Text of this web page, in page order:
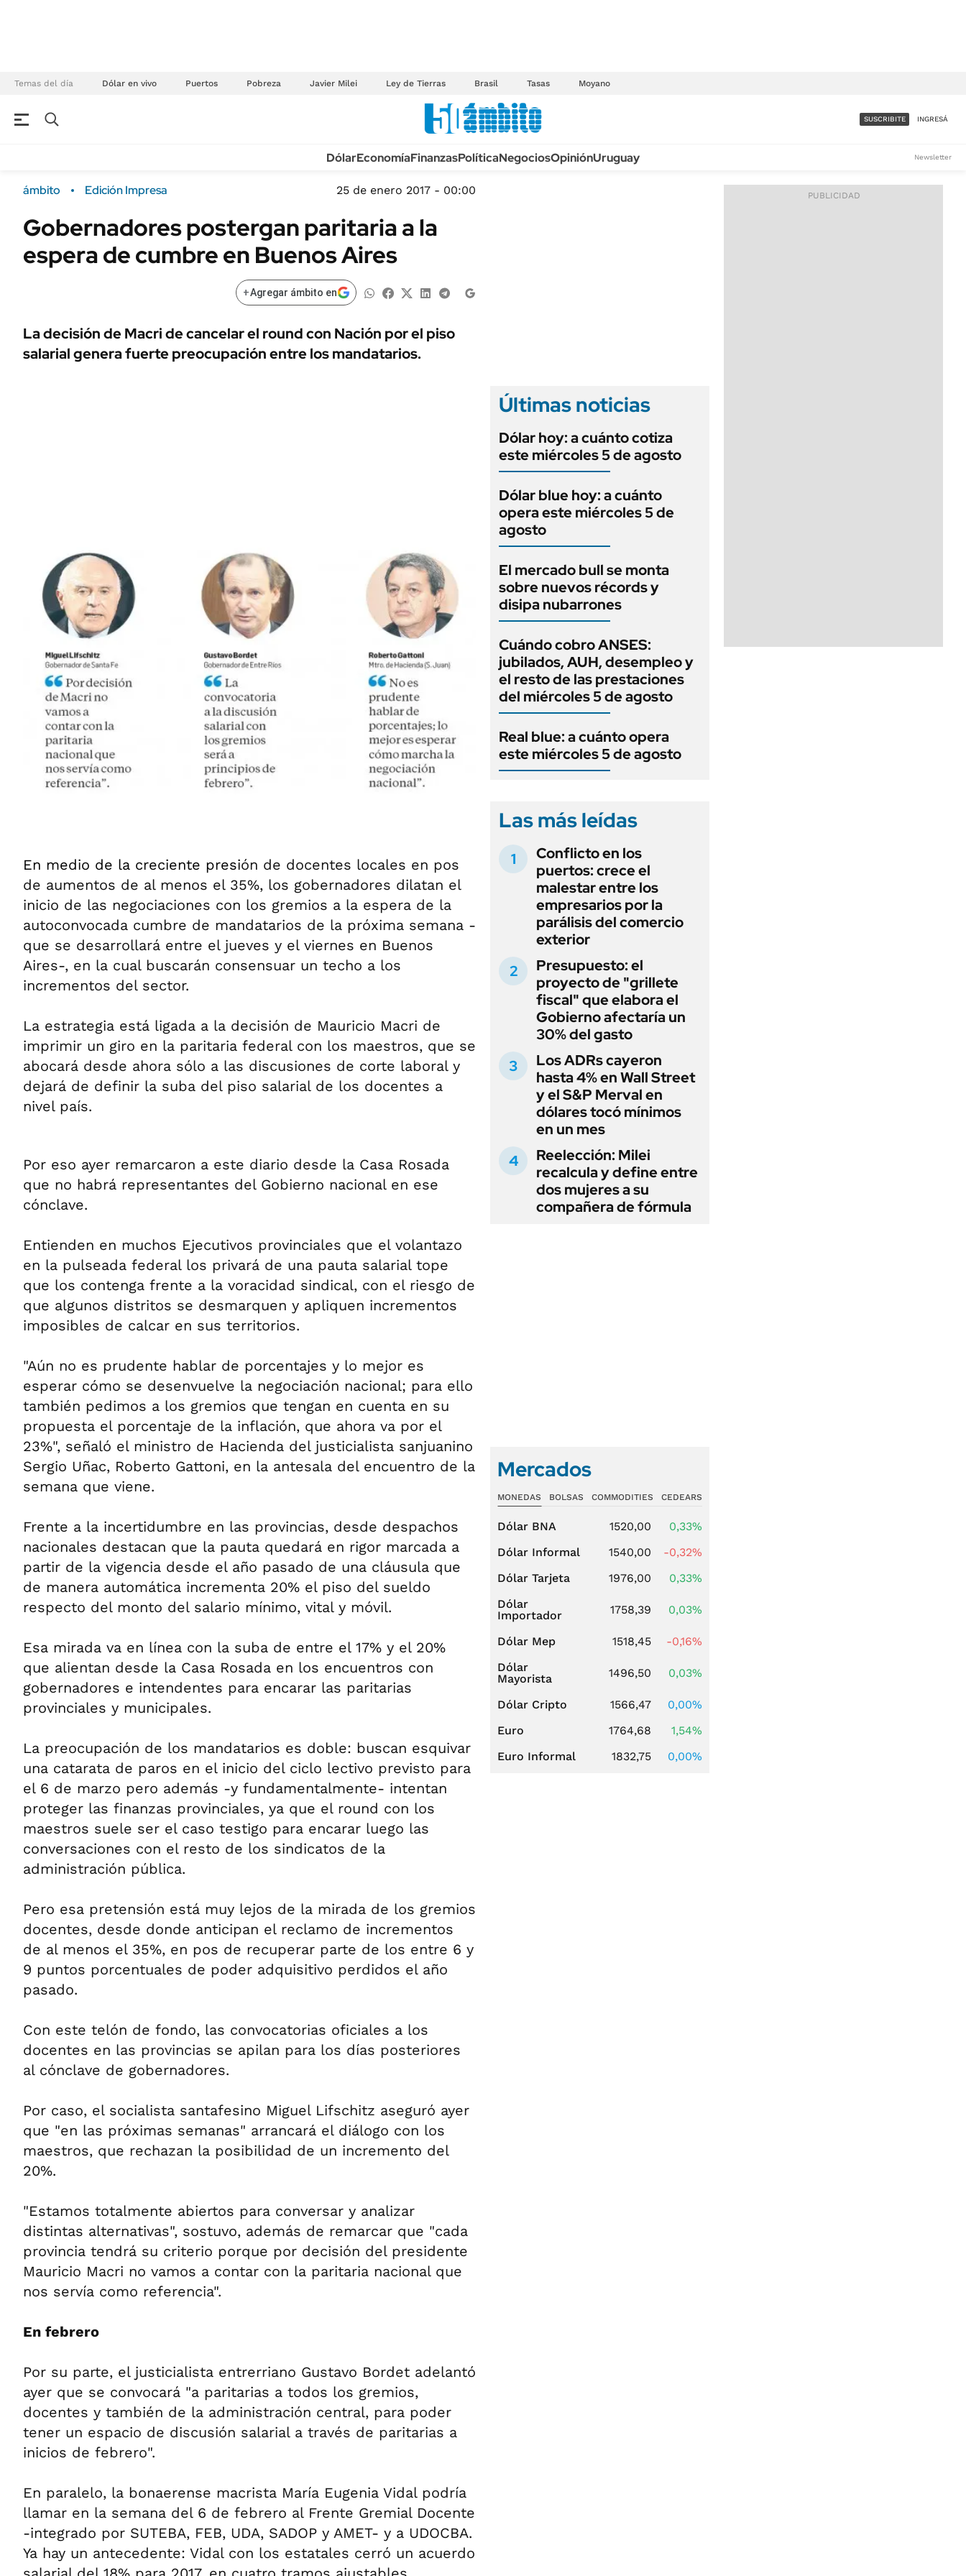
Temas del día Dólar en vivo Puertos Pobreza Javier Milei Ley de Tierras Brasil Tasas Moyano
Campo
FINANZAS
ÁMBITO DEBATE
MEDIAKIT AMBITO DEBATE
Sustentabilidad
POLÍTICA
TECNOLOGÍA
MÉXICO
MUNDO
INFORMACIÓN GENERAL
LIFESTYLE
AUTOS
ACCESO FULL - $1.800/MES
SUSCRIBITE INGRESÁ
DólarEconomíaFinanzasPolíticaNegociosOpiniónUruguay Newsletter
ámbito Edición Impresa 25 de enero 2017 - 00:00
Gobernadores postergan paritaria a la
espera de cumbre en Buenos Aires
+Agregar ámbito en
La decisión de Macri de cancelar el round con Nación por el piso
salarial genera fuerte preocupación entre los mandatarios.
En medio de la creciente presión de docentes locales en pos
de aumentos de al menos el 35%, los gobernadores dilatan el
inicio de las negociaciones con los gremios a la espera de la
autoconvocada cumbre de mandatarios de la próxima semana -
que se desarrollará entre el jueves y el viernes en Buenos
Aires-, en la cual buscarán consensuar un techo a los
incrementos del sector.
La estrategia está ligada a la decisión de Mauricio Macri de
imprimir un giro en la paritaria federal con los maestros, que se
abocará desde ahora sólo a las discusiones de corte laboral y
dejará de definir la suba del piso salarial de los docentes a
nivel país.
Por eso ayer remarcaron a este diario desde la Casa Rosada
que no habrá representantes del Gobierno nacional en ese
cónclave.
Entienden en muchos Ejecutivos provinciales que el volantazo
en la pulseada federal los privará de una pauta salarial tope
que los contenga frente a la voracidad sindical, con el riesgo de
que algunos distritos se desmarquen y apliquen incrementos
imposibles de calcar en sus territorios.
"Aún no es prudente hablar de porcentajes y lo mejor es
esperar cómo se desenvuelve la negociación nacional; para ello
también pedimos a los gremios que tengan en cuenta en su
propuesta el porcentaje de la inflación, que ahora va por el
23%", señaló el ministro de Hacienda del justicialista sanjuanino
Sergio Uñac, Roberto Gattoni, en la antesala del encuentro de la
semana que viene.
Frente a la incertidumbre en las provincias, desde despachos
nacionales destacan que la pauta quedará en rigor marcada a
partir de la vigencia desde el año pasado de una cláusula que
de manera automática incrementa 20% el piso del sueldo
respecto del monto del salario mínimo, vital y móvil.
Esa mirada va en línea con la suba de entre el 17% y el 20%
que alientan desde la Casa Rosada en los encuentros con
gobernadores e intendentes para encarar las paritarias
provinciales y municipales.
La preocupación de los mandatarios es doble: buscan esquivar
una catarata de paros en el inicio del ciclo lectivo previsto para
el 6 de marzo pero además -y fundamentalmente- intentan
proteger las finanzas provinciales, ya que el round con los
maestros suele ser el caso testigo para encarar luego las
conversaciones con el resto de los sindicatos de la
administración pública.
Pero esa pretensión está muy lejos de la mirada de los gremios
docentes, desde donde anticipan el reclamo de incrementos
de al menos el 35%, en pos de recuperar parte de los entre 6 y
9 puntos porcentuales de poder adquisitivo perdidos el año
pasado.
Con este telón de fondo, las convocatorias oficiales a los
docentes en las provincias se apilan para los días posteriores
al cónclave de gobernadores.
Por caso, el socialista santafesino Miguel Lifschitz aseguró ayer
que "en las próximas semanas" arrancará el diálogo con los
maestros, que rechazan la posibilidad de un incremento del
20%.
"Estamos totalmente abiertos para conversar y analizar
distintas alternativas", sostuvo, además de remarcar que "cada
provincia tendrá su criterio porque por decisión del presidente
Mauricio Macri no vamos a contar con la paritaria nacional que
nos servía como referencia".
En febrero
Por su parte, el justicialista entrerriano Gustavo Bordet adelantó
ayer que se convocará "a paritarias a todos los gremios,
docentes y también de la administración central, para poder
tener un espacio de discusión salarial a través de paritarias a
inicios de febrero".
En paralelo, la bonaerense macrista María Eugenia Vidal podría
llamar en la semana del 6 de febrero al Frente Gremial Docente
-integrado por SUTEBA, FEB, UDA, SADOP y AMET- y a UDOCBA.
Ya hay un antecedente: Vidal con los estatales cerró un acuerdo
Últimas noticias
Dólar hoy: a cuánto cotiza
este miércoles 5 de agosto
Dólar blue hoy: a cuánto
opera este miércoles 5 de
agosto
El mercado bull se monta
sobre nuevos récords y
disipa nubarrones
Cuándo cobro ANSES:
jubilados, AUH, desempleo y
el resto de las prestaciones
del miércoles 5 de agosto
Real blue: a cuánto opera
este miércoles 5 de agosto
Las más leídas
Conflicto en los
puertos: crece el
malestar entre los
empresarios por la
parálisis del comercio
exterior
Presupuesto: el
proyecto de "grillete
fiscal" que elabora el
Gobierno afectaría un
30% del gasto
Los ADRs cayeron
hasta 4% en Wall Street
y el S&P Merval en
dólares tocó mínimos
en un mes
Reelección: Milei
recalcula y define entre
dos mujeres a su
compañera de fórmula
Mercados
MONEDAS BOLSAS COMMODITIES CEDEARS
Dólar BNA 1520,00
0,33%
Dólar Informal
1540,00
-0,32%
Dólar Tarjeta
1976,00
0,33%
Dólar
Importador
1758,39 0,03%
Dólar Mep 1518,45
-0,16%
Dólar
Mayorista
1496,50 0,03%
Dólar Cripto 1566,47
0,00%
Euro
1764,68
1,54%
Euro Informal
1832,75 0,00%